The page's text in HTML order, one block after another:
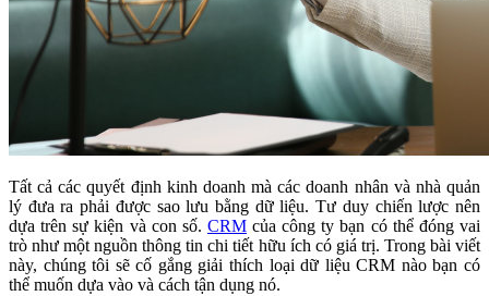
Tất cả các quyết định kinh doanh mà các doanh nhân và nhà quản
lý đưa ra phải được sao lưu bằng dữ liệu. Tư duy chiến lược nên
dựa trên sự kiện và con số. CRMcủa công ty bạn có thể đóng vai
trò như một nguồn thông tin chi tiết hữu ích có giá trị. Trong bài viết
này, chúng tôi sẽ cố gắng giải thích loại dữ liệu CRM nào bạn có
thể muốn dựa vào và cách tận dụng nó.